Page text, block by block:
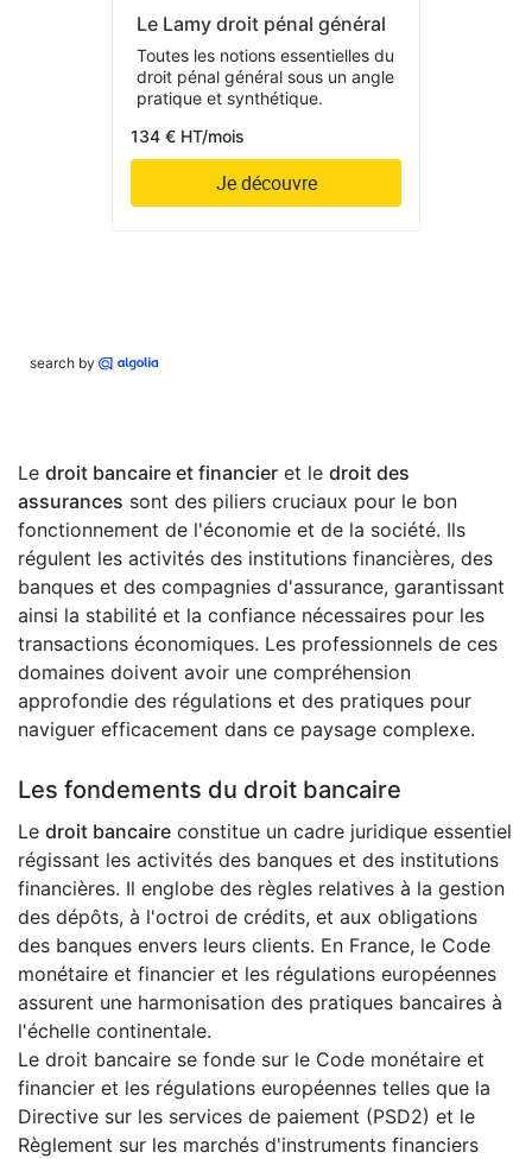
Le Lamy droit pénal général
Toutes les notions essentielles du
droit pénal général sous un angle
pratique et synthétique.
134 € HT/mois
Je découvre
search by
Le droit bancaire et financier et le droit des
assurances sont des piliers cruciaux pour le bon
fonctionnement de l'économie et de la société. Ils
régulent les activités des institutions financières, des
banques et des compagnies d'assurance, garantissant
ainsi la stabilité et la confiance nécessaires pour les
transactions économiques. Les professionnels de ces
domaines doivent avoir une compréhension
approfondie des régulations et des pratiques pour
naviguer efficacement dans ce paysage complexe.
Les fondements du droit bancaire
Le droit bancaire constitue un cadre juridique essentiel
régissant les activités des banques et des institutions
financières. Il englobe des règles relatives à la gestion
des dépôts, à l'octroi de crédits, et aux obligations
des banques envers leurs clients. En France, le Code
monétaire et financier et les régulations européennes
assurent une harmonisation des pratiques bancaires à
l'échelle continentale.
Le droit bancaire se fonde sur le Code monétaire et
financier et les régulations européennes telles que la
Directive sur les services de paiement (PSD2) et le
Règlement sur les marchés d'instruments financiers